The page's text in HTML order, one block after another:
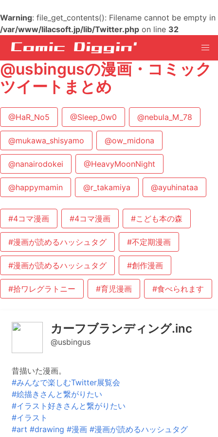
Warning: file_get_contents(): Filename cannot be empty in
/var/www/lilacsoft.jp/lib/Twitter.php on line 32
@usbingusの漫画・コミック
ツイートまとめ
@HaR_No5 @Sleep_0w0 @nebula_M_78
@mukawa_shisyamo @ow_midona
@nanairodokei @HeavyMoonNight
@happymamin @r_takamiya @ayuhinataa
#4コマ漫画 #4コマ漫画 #こども本の森
#漫画が読めるハッシュタグ #不定期漫画
#漫画が読めるハッシュタグ #創作漫画
#拾ワレグラトニー #育児漫画 #食べられます
カーフブランディング.inc
@usbingus
昔描いた漫画。
#みんなで楽しむTwitter展覧会
#絵描きさんと繋がりたい
#イラスト好きさんと繋がりたい
#イラスト
#art #drawing #漫画 #漫画が読めるハッシュタグ